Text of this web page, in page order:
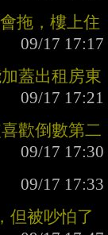
拖，樓上住
蓋出租房東
歡倒數第二
但被吵怕了